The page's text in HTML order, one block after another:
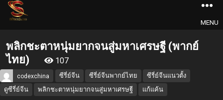
MENU
พลิกชะตาหนุ่มยากจนสู่มหาเศรษฐี (พากย์
ไทย)
107
codexchina ซีรี่ย์จีน ซีรี่ย์จีนพากย์ไทย
ซีรี่ย์จีนแนวตั้ง
ดูซีรี่ย์จีน
พลิกชะตาหนุ่มยากจนสู่มหาเศรษฐี แก้แค้น